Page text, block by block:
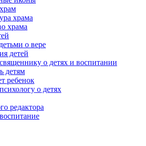
храма
храма
о вере
детей
о детях и воспитании
детям
ребенок
о детях
редактора